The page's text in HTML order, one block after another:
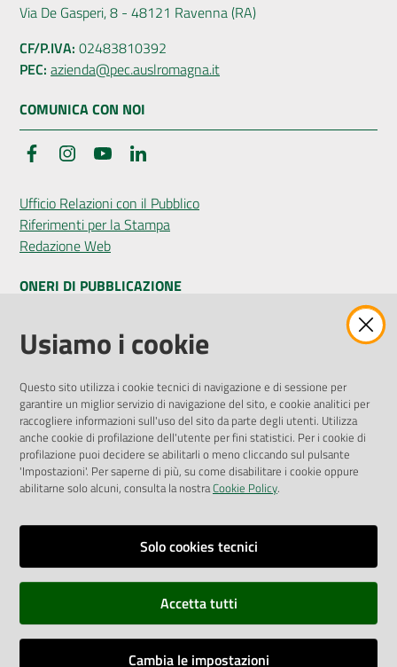
Via De Gasperi, 8 - 48121 Ravenna (RA)
CF/P.IVA: 02483810392
PEC: azienda@pec.auslromagna.it
COMUNICA CON NOI
FacebookInstagramYouTube
Ufficio Relazioni con il Pubblico
Riferimenti per la Stampa
Redazione Web
ONERI DI PUBBLICAZIONE
Amministrazione Trasparente
Pubblicità legale
Privacy Policy
Attuazione Misure PNRR
Liste di Attesa
ENTI, IMPRESE E PARTNER
Fatturazione Elettronica
Richiesta Patrocinio
Dichiarazione di Accessibilità
Usiamo i cookie
Questo sito utilizza i cookie tecnici di navigazione e di sessione per
garantire un miglior servizio di navigazione del sito, e cookie analitici per
raccogliere informazioni sull'uso del sito da parte degli utenti. Utilizza
anche cookie di profilazione dell'utente per fini statistici. Per i cookie di
profilazione puoi decidere se abilitarli o meno cliccando sul pulsante
'Impostazioni'. Per saperne di più, su come disabilitare i cookie oppure
abilitarne solo alcuni, consulta la nostraCookie Policy.
Solo cookies tecnici
Accetta tutti
Cambia le impostazioni